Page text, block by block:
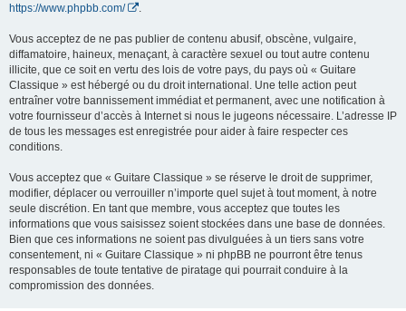
https://www.phpbb.com/
Vous acceptez de ne pas publier de contenu abusif, obscène, vulgaire,
diffamatoire, haineux, menaçant, à caractère sexuel ou tout autre contenu
illicite, que ce soit en vertu des lois de votre pays, du pays où « Guitare
Classique » est hébergé ou du droit international. Une telle action peut
entraîner votre bannissement immédiat et permanent, avec une notification à
votre fournisseur d’accès à Internet si nous le jugeons nécessaire. L’adresse IP
de tous les messages est enregistrée pour aider à faire respecter ces
conditions.
Vous acceptez que « Guitare Classique » se réserve le droit de supprimer,
modifier, déplacer ou verrouiller n’importe quel sujet à tout moment, à notre
seule discrétion. En tant que membre, vous acceptez que toutes les
informations que vous saisissez soient stockées dans une base de données.
Bien que ces informations ne soient pas divulguées à un tiers sans votre
consentement, ni « Guitare Classique » ni phpBB ne pourront être tenus
responsables de toute tentative de piratage qui pourrait conduire à la
compromission des données.